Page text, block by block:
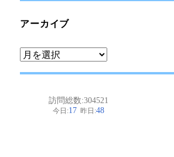
アーカイブ
ア
ー